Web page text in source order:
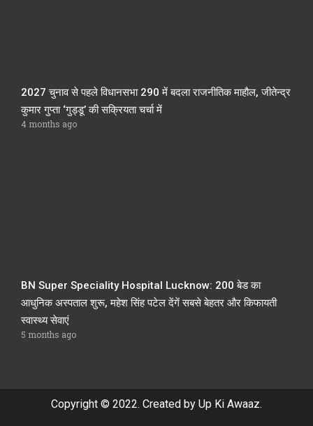
2027 चुनाव से पहले विधानसभा 290 में बदला राजनीतिक माहौल, जीतेन्द्र
कुमार गुप्ता ‘गुड्डू’ की सक्रियता चर्चा में
4 months ago
BN Super Speciality Hospital Lucknow: 200 बेड का
आधुनिक अस्पताल शुरू, महेश सिंह पटेल देंगें सबसे बेहतर और किफायती
स्वास्थ्य सेवाएं
5 months ago
Copyright © 2022. Created by Up Ki Awaaz.